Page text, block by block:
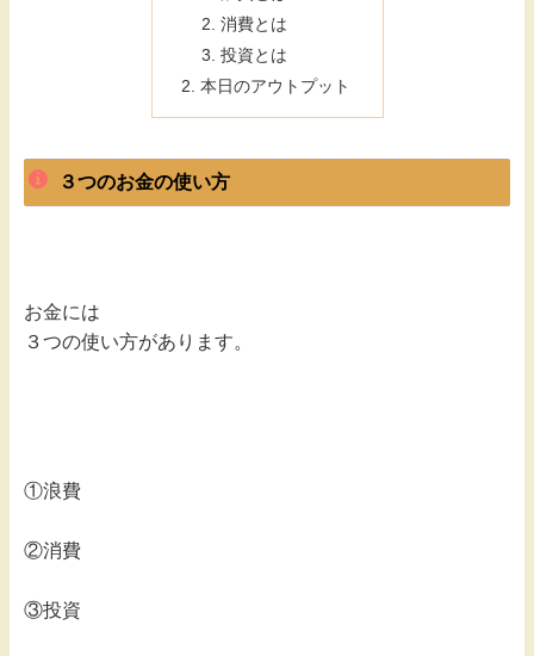
消費とは
投資とは
本日のアウトプット
３つのお金の使い方
お金には
３つの使い方があります。
①浪費
②消費
③投資